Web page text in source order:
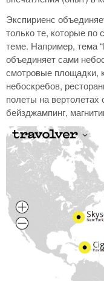
Экспириенс
только те, которые по
теме. Например, тема
объединяет сами
смотровые площадки,
небоскребов,
полеты на
бейзджампинг,